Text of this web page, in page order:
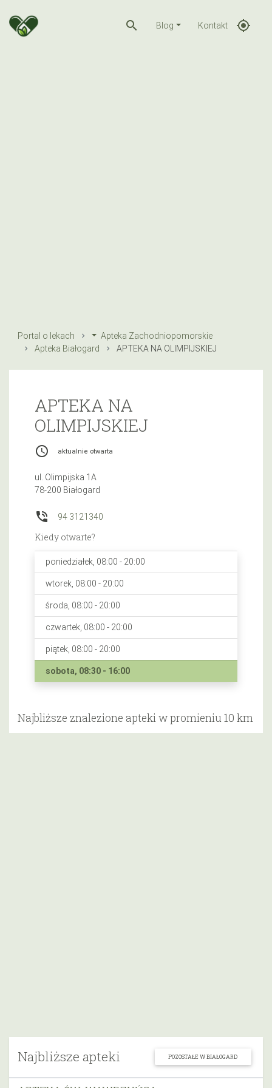
search Blog Kontakt gps_fixed
Portal o lekach
Apteka Zachodniopomorskie
Apteka Białogard
APTEKA NA OLIMPIJSKIEJ
Najbliższe apteki POZOSTAŁE W BIAŁOGARD
APTEKA NA
OLIMPIJSKIEJ
access_time aktualnie otwarta
ul. Olimpijska 1A
78-200 Białogard
phone_in_talk 94 3121340
Kiedy otwarte?
poniedziałek, 08:00 - 20:00
wtorek, 08:00 - 20:00
środa, 08:00 - 20:00
czwartek, 08:00 - 20:00
piątek, 08:00 - 20:00
sobota, 08:30 - 16:00
Najbliższe znalezione apteki w promieniu 10 km